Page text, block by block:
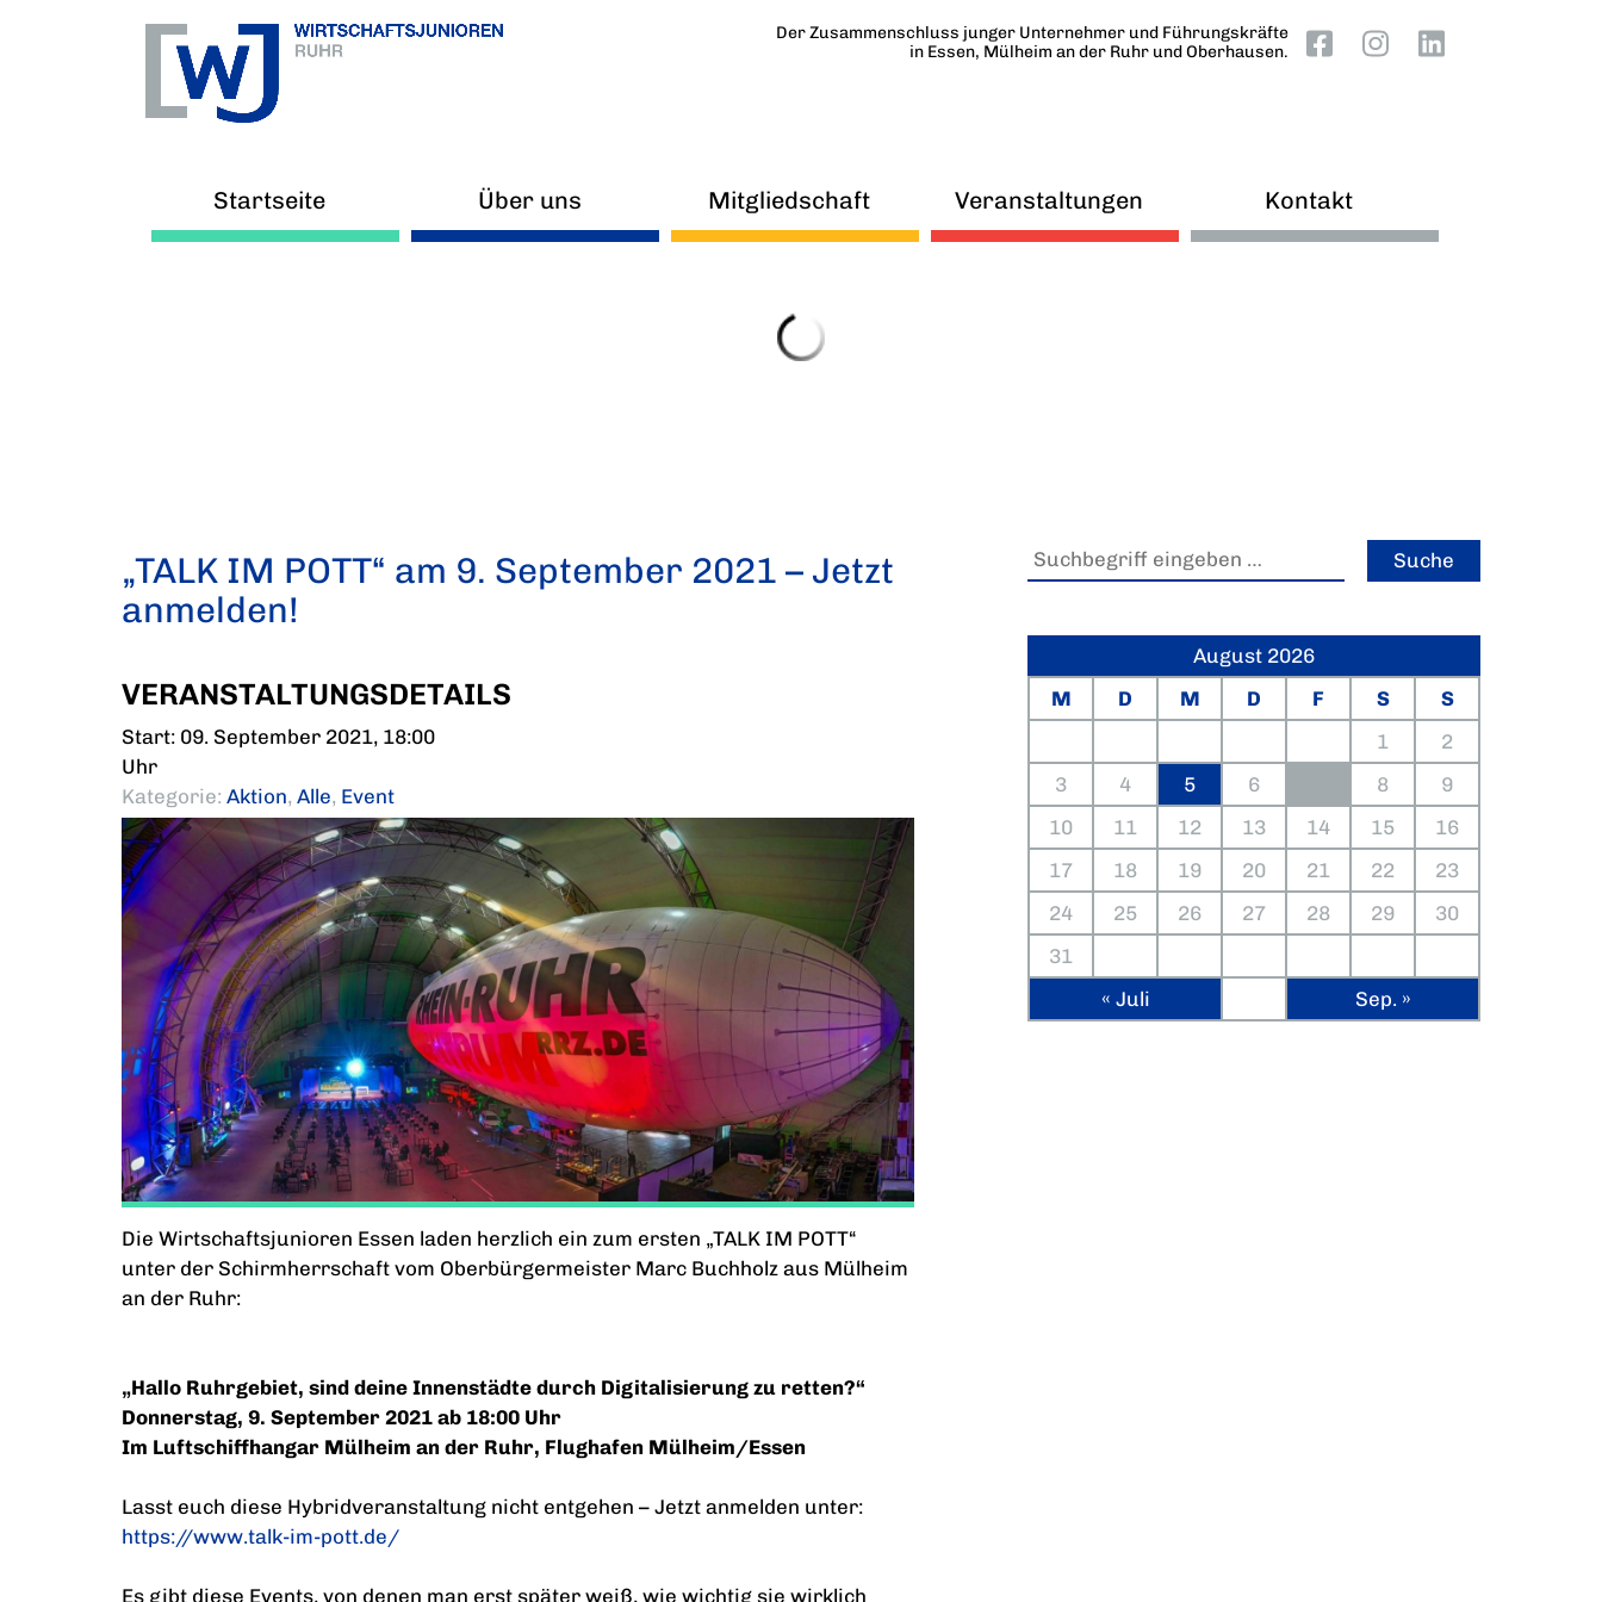
Der Zusammenschluss junger Unternehmer und Führungskräfte
in Essen, Mülheim an der Ruhr und Oberhausen.
Startseite Über uns Mitgliedschaft
Mitmachen
Veranstaltungen Kontakt
„TALK IM POTT“ am 9. September 2021 – Jetzt
anmelden!
VERANSTALTUNGSDETAILS
Start: 09. September 2021, 18:00
Uhr
Kategorie: Aktion, Alle, Event
Die Wirtschaftsjunioren Essen laden herzlich ein zum ersten „TALK IM POTT“
unter der Schirmherrschaft vom Oberbürgermeister Marc Buchholz aus Mülheim
an der Ruhr:
„Hallo Ruhrgebiet, sind deine Innenstädte durch Digitalisierung zu retten?“
Donnerstag, 9. September 2021 ab 18:00 Uhr
Im Luftschiffhangar Mülheim an der Ruhr, Flughafen Mülheim/Essen
Lasst euch diese Hybridveranstaltung nicht entgehen – Jetzt anmelden unter:
https://www.talk-im-pott.de/
Es gibt diese Events, von denen man erst später weiß, wie wichtig sie wirklich
August 2026
M
D M D F S
S
1
2
3
4 5 6 8
9
10
11 12 13 14 15
16
17
18 19 20 21 22
23
24
25 26 27 28 29
30
31
« Juli
Sep. »